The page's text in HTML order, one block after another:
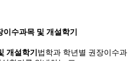
수과목 및 개설학기
개설학기 법학과 학년별 권장이수과